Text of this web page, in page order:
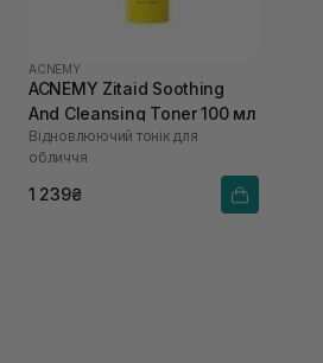
ACNEMY
ACNEMY Zitaid Soothing
And Cleansing Toner 100 мл
Відновлюючий тонік для
обличчя
1 239₴